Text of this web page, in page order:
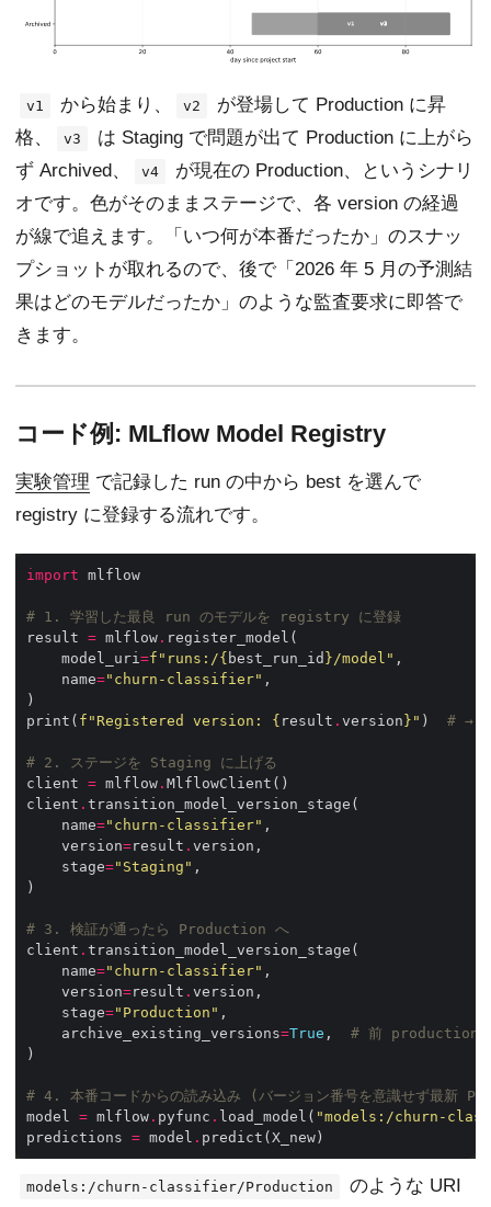
v1 から始まり、 v2
が登場して Production に昇
格、
v3
は Staging で問題が出て Production に上がら
ず Archived、
v4
が現在の Production、というシナリ
オです。色がそのままステージで、各 version の経過
が線で追えます。「いつ何が本番だったか」のスナッ
プショットが取れるので、後で「2026 年 5 月の予測結
果はどのモデルだったか」のような監査要求に即答で
きます。
コード例: MLflow Model Registry
実験管理 で記録した run の中から best を選んで
registry に登録する流れです。
import
# 1. 学習した最良 run のモデルを registry に登録
result = mlflow .
    model_uri
=f "runs:/{ best_run_id }/model"
    name
="churn-classifier"
print( f "Registered version: { result . version } " ) # →
# 2. ステージを Staging に上げる
client = mlflow .
client .
    name
="churn-classifier"
    version
=result .
    stage
="Staging"
# 3. 検証が通ったら Production へ
client .
    name
="churn-classifier"
    version
=result .
    stage
="Production"
    archive_existing_versions
=True , # 前 production
# 4. 本番コードからの読み込み (バージョン番号を意識せず最新
model = mlflow . pyfunc . load_model( "models:/churn-
predictions = model .
models:/churn-classifier/Production
のような URI